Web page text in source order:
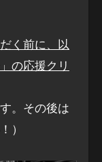
く前に、以
の応援クリ
。その後は
）